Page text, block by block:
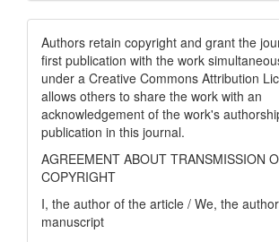
Authors retain copyright and grant the
first publication with the work
under a Creative Commons Attribution
allows others to share the work with an
acknowledgement of the work's
publication in this journal.
AGREEMENT ABOUT TRANSMISSION
COPYRIGHT
I, the author of the article / We, the
manuscript